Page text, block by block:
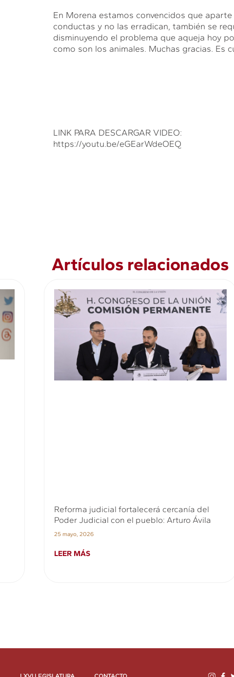
En Morena estamos convencidos que
conductas y no las erradican, también se
disminuyendo el problema que aqueja hoy
como son los animales. Muchas gracias. Es
LINK PARA DESCARGAR VIDEO:
https://youtu.be/eGEarWdeOEQ
Artículos relacionados
Reforma judicial fortalecerá cercanía del
Poder Judicial con el pueblo: Arturo Ávila
25 mayo, 2026
LEER MÁS